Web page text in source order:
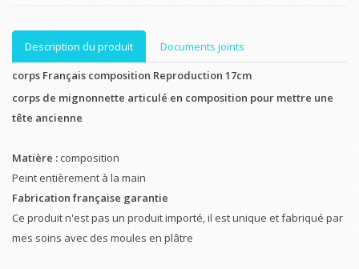
Description du produit
Documents joints
corps Français composition Reproduction 17cm
corps de mignonnette articulé en composition pour mettre une
tête ancienne
Matière : composition
Peint entièrement à la main
Fabrication française garantie
Ce produit n'est pas un produit importé, il est unique et fabriqué par
mes soins avec des moules en plâtre